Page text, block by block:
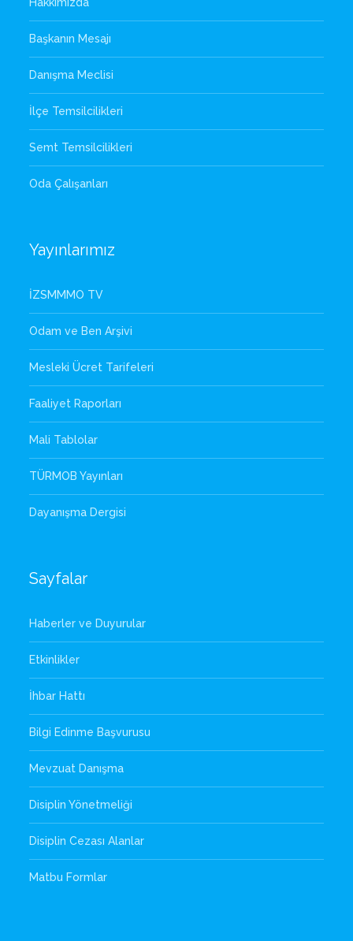
Başkanın Mesajı
Danışma Meclisi
İlçe Temsilcilikleri
Semt Temsilcilikleri
Oda Çalışanları
Yayınlarımız
İZSMMMO TV
Odam ve Ben Arşivi
Mesleki Ücret Tarifeleri
Faaliyet Raporları
Mali Tablolar
TÜRMOB Yayınları
Dayanışma Dergisi
Sayfalar
Haberler ve Duyurular
Etkinlikler
İhbar Hattı
Bilgi Edinme Başvurusu
Mevzuat Danışma
Disiplin Yönetmeliği
Disiplin Cezası Alanlar
Matbu Formlar